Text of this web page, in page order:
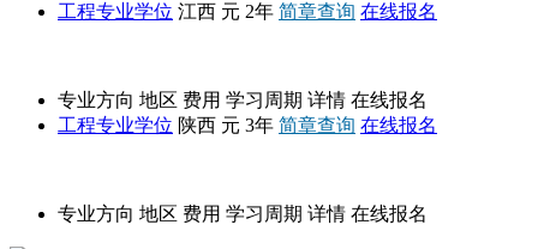
工程专业学位 江西 元 2年 简章查询 在线报名
专业方向 地区 费用 学习周期 详情 在线报名
工程专业学位 陕西 元 3年 简章查询 在线报名
专业方向 地区 费用 学习周期 详情 在线报名